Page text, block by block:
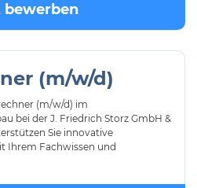
bewerben
(m/w/d)
(m/w/d) im
bei der J. Friedrich Storz GmbH &
Sie innovative
Ihrem Fachwissen und